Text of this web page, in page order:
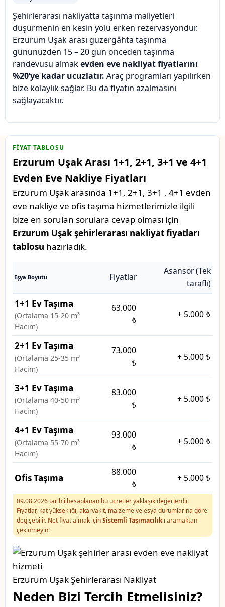
Şehirlerarası nakliyatta taşınma maliyetleri
düşürmenin en kesin yolu erken rezervasyondur.
Erzurum Uşak arası güzergâhta taşınma
gününüzden 15 – 20 gün önceden taşınma
randevusu almakevden eve nakliyat fiyatlarını
%20’ye kadar ucuzlatır. Araç programları yapılırken
bize kolaylık sağlar. Bu da fiyatın azalmasını
sağlayacaktır.
FIYAT TABLOSU
Erzurum Uşak Arası 1+1, 2+1, 3+1 ve 4+1
Evden Eve Nakliye Fiyatları
Erzurum Uşak arasında 1+1, 2+1, 3+1 , 4+1 evden
eve nakliye ve ofis taşıma hizmetlerimizle ilgili
bize en sorulan sorulara cevap olması için
Erzurum Uşak şehirlerarası nakliyat fiyatları
tablosu hazırladık.
Eşya Boyutu Fiyatlar
Asansör (Tek
taraflı)
1+1 Ev Taşıma
(Ortalama 15-20 m³
Hacim)
63.000
₺
+ 5.000 ₺
2+1 Ev Taşıma
(Ortalama 25-35 m³
Hacim)
73.000
₺
+ 5.000 ₺
3+1 Ev Taşıma
(Ortalama 40-50 m³
Hacim)
83.000
₺
+ 5.000 ₺
4+1 Ev Taşıma
(Ortalama 55-70 m³
Hacim)
93.000
₺
+ 5.000 ₺
Ofis Taşıma
88.000
₺
+ 5.000 ₺
09.08.2026 tarihli hesaplanan bu ücretler yaklaşık değerlerdir.
Fiyatlar, kat yüksekliği, akaryakıt, malzeme ve eşya durumlarına göre
değişebilir. Net fiyat almak içinSistemli Taşımacılık'ı aramaktan
çekinmeyin!
Erzurum Uşak Şehirlerarası Nakliyat
Neden Bizi Tercih Etmelisiniz?